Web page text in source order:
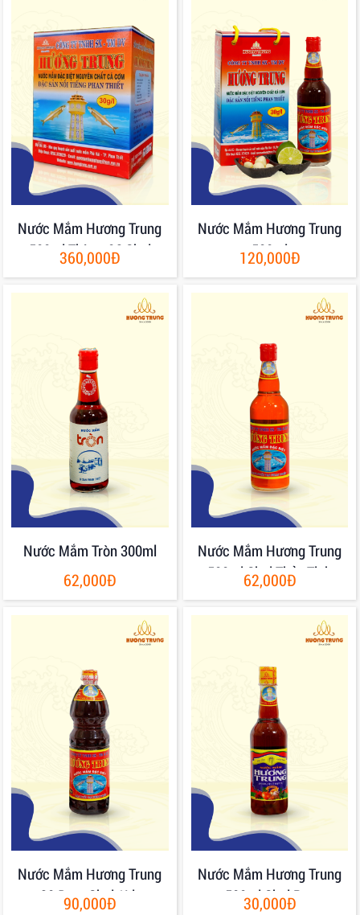
Nước Mắm Hương Trung
500ml Thùng 06 Chai
360,000Đ
Nước Mắm Hương Trung
500ml
120,000Đ
Nước Mắm Tròn 300ml
62,000Đ
Nước Mắm Hương Trung
500ml Chai Thủy Tinh
62,000Đ
Nước Mắm Hương Trung
30 Đạm Chai 1Lit
90,000Đ
Nước Mắm Hương Trung
500ml Chai Pet
30,000Đ